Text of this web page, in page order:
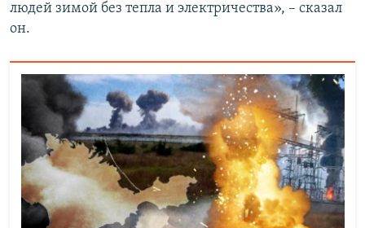
людей зимой без тепла и электричества», – сказал
он.